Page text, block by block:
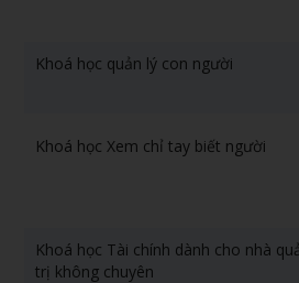
Khoá học quản lý con người
Khoá học Xem chỉ tay biết người
Khoá học Tài chính dành cho nhà
trị không chuyên